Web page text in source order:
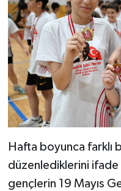
Hafta boyunca farklı
düzenlediklerini
gençlerin 19 Mayıs